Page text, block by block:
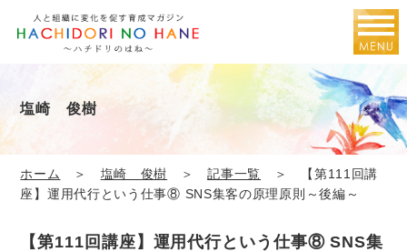
塩崎 俊樹
ホーム ＞ 塩崎 俊樹 ＞記事一覧 ＞ 【第111回講
座】運用代行という仕事⑧ SNS集客の原理原則～後編～
【第111回講座】運用代行という仕事⑧ SNS集